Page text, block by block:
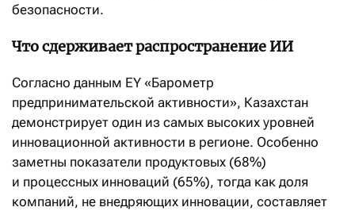
безопасности.
Что сдерживает распространение ИИ
Согласно данным EY «Барометр
предпринимательской активности», Казахстан
демонстрирует один из самых высоких уровней
инновационной активности в регионе. Особенно
заметны показатели продуктовых (68%)
и процессных инноваций (65%), тогда как доля
компаний, не внедряющих инновации, составляет